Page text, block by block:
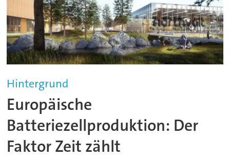
Hintergrund
Europäische
Batteriezellproduktion: Der
Faktor Zeit zählt